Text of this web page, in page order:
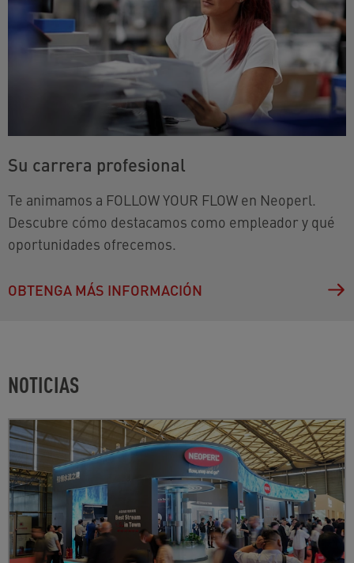
Su carrera profesional
Te animamos a FOLLOW YOUR FLOW en Neoperl.
Descubre cómo destacamos como empleador y qué
oportunidades ofrecemos.
OBTENGA MÁS INFORMACIÓN
NOTICIAS